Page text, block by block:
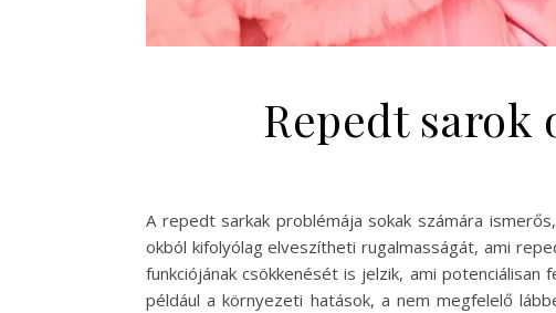
Repedt sarok
A repedt sarkak problémája sokak számára
okból kifolyólag elveszítheti rugalmasságát, ami
funkciójának csökkenését is jelzik, ami
például a környezeti hatások, a nem megfelelő